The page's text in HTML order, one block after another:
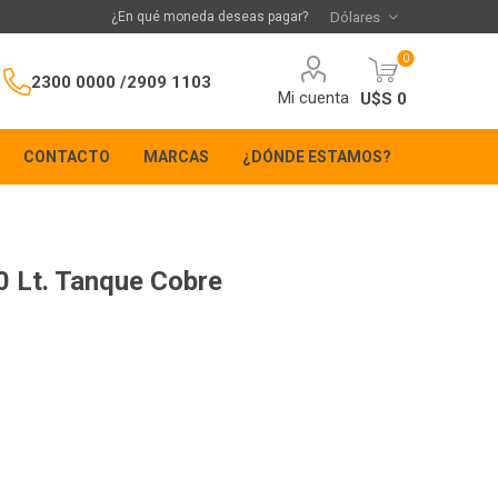
¿En qué moneda deseas pagar?
2300 0000 /2909 1103
Mi cuenta
0
U$S 0
CONTACTO MARCAS ¿DÓNDE ESTAMOS?
Lt. Tanque Cobre